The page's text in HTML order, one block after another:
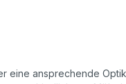
eine ansprechende